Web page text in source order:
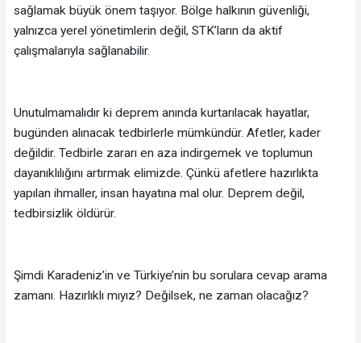
sağlamak büyük önem taşıyor. Bölge halkının güvenliği,
yalnızca yerel yönetimlerin değil, STK’ların da aktif
çalışmalarıyla sağlanabilir.
Unutulmamalıdır ki deprem anında kurtarılacak hayatlar,
bugünden alınacak tedbirlerle mümkündür. Afetler, kader
değildir. Tedbirle zararı en aza indirgemek ve toplumun
dayanıklılığını artırmak elimizde. Çünkü afetlere hazırlıkta
yapılan ihmaller, insan hayatına mal olur. Deprem değil,
tedbirsizlik öldürür.
Şimdi Karadeniz’in ve Türkiye’nin bu sorulara cevap arama
zamanı. Hazırlıklı mıyız? Değilsek, ne zaman olacağız?